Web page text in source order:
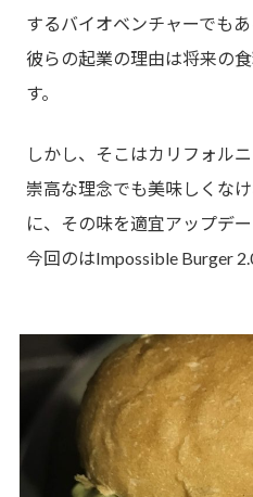
するバイオベンチャーでもあ
彼らの起業の理由は将来の
す。
しかし、そこはカリフォルニ
崇高な理念でも美味しくな
に、その味を適宜アップデー
今回のはImpossible Burger